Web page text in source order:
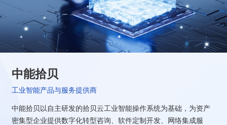
中能拾贝
工业智能产品与服务提供商
中能拾贝以自主研发的拾贝云工业智能操作系统为基础，为资产
密集型企业提供数字化转型咨询、软件定制开发、网络集成服